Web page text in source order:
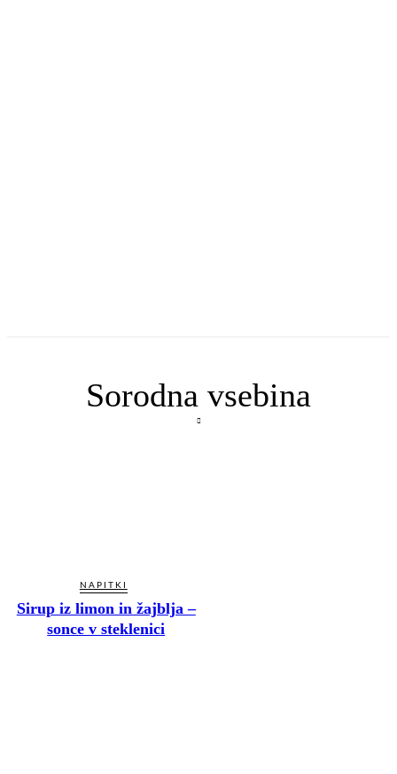
Sorodna vsebina
NAPITKI
Sirup iz limon in žajblja –
sonce v steklenici